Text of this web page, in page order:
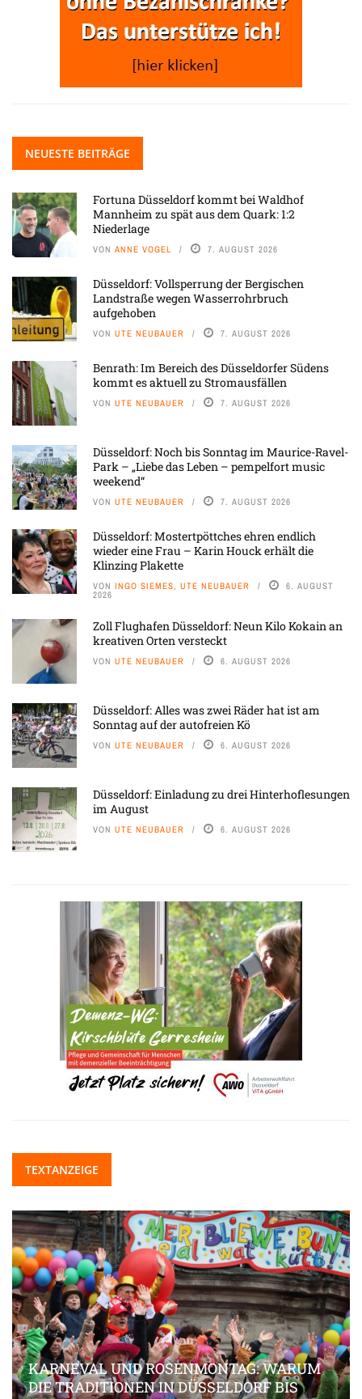
NEUESTE BEITRÄGE
Fortuna Düsseldorf kommt bei Waldhof
Mannheim zu spät aus dem Quark: 1:2
Niederlage
VON ANNE VOGEL 7. AUGUST 2026
Düsseldorf: Vollsperrung der Bergischen
Landstraße wegen Wasserrohrbruch
aufgehoben
VON UTE NEUBAUER 7. AUGUST 2026
Benrath: Im Bereich des Düsseldorfer Südens
kommt es aktuell zu Stromausfällen
VON UTE NEUBAUER 7. AUGUST 2026
Düsseldorf: Noch bis Sonntag im Maurice-Ravel-
Park – „Liebe das Leben – pempelfort music
weekend“
VON UTE NEUBAUER 7. AUGUST 2026
Düsseldorf: Mostertpöttches ehren endlich
wieder eine Frau – Karin Houck erhält die
Klinzing Plakette
VON INGO SIEMES, UTE NEUBAUER 6. AUGUST
2026
Zoll Flughafen Düsseldorf: Neun Kilo Kokain an
kreativen Orten versteckt
VON UTE NEUBAUER 6. AUGUST 2026
Düsseldorf: Alles was zwei Räder hat ist am
Sonntag auf der autofreien Kö
VON UTE NEUBAUER 6. AUGUST 2026
Düsseldorf: Einladung zu drei Hinterhoflesungen
im August
VON UTE NEUBAUER 6. AUGUST 2026
TEXTANZEIGE
KARNEVAL UND ROSENMONTAG: WARUM
DIE TRADITIONEN IN DÜSSELDORF BIS